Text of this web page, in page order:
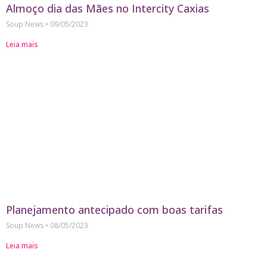
Almoço dia das Mães no Intercity Caxias
Soup News
09/05/2023
Leia mais
Planejamento antecipado com boas tarifas
Soup News
08/05/2023
Leia mais